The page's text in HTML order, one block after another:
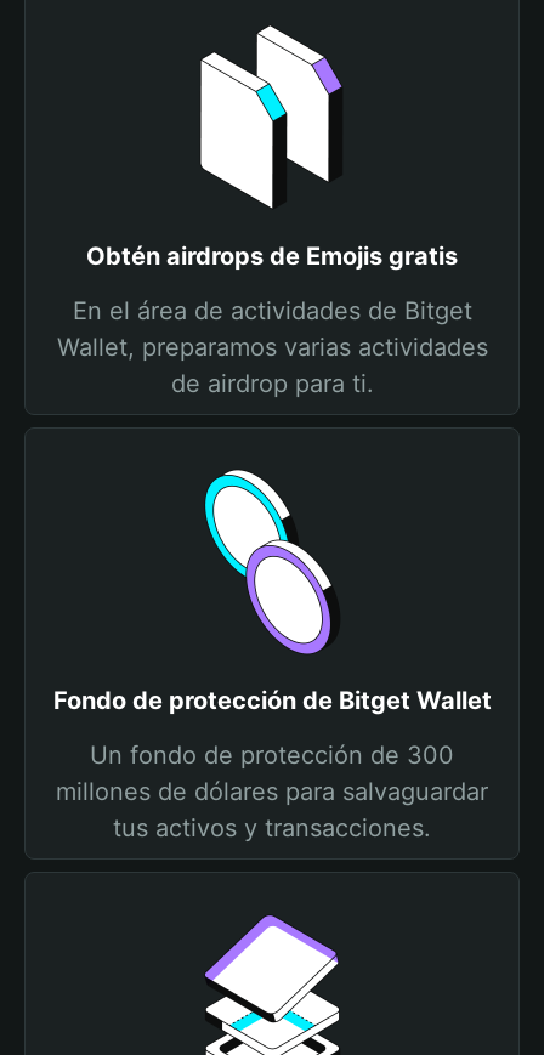
Obtén airdrops de Emojis gratis
En el área de actividades de Bitget
Wallet, preparamos varias actividades
de airdrop para ti.
Fondo de protección de Bitget Wallet
Un fondo de protección de 300
millones de dólares para salvaguardar
tus activos y transacciones.